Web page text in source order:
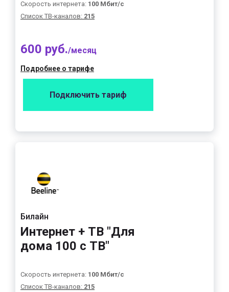
Скорость интернета: 100 Мбит/с
Список ТВ-каналов: 215
600 руб./месяц
Подробнее о тарифе
Подключить тариф
Билайн
Интернет + ТВ "Для
дома 100 с ТВ"
Скорость интернета: 100 Мбит/с
Список ТВ-каналов: 215